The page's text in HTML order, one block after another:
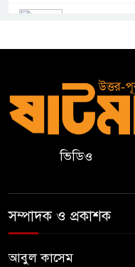
ভিডিও
সম্পাদক ও প্রকাশক
আবুল কাসেম